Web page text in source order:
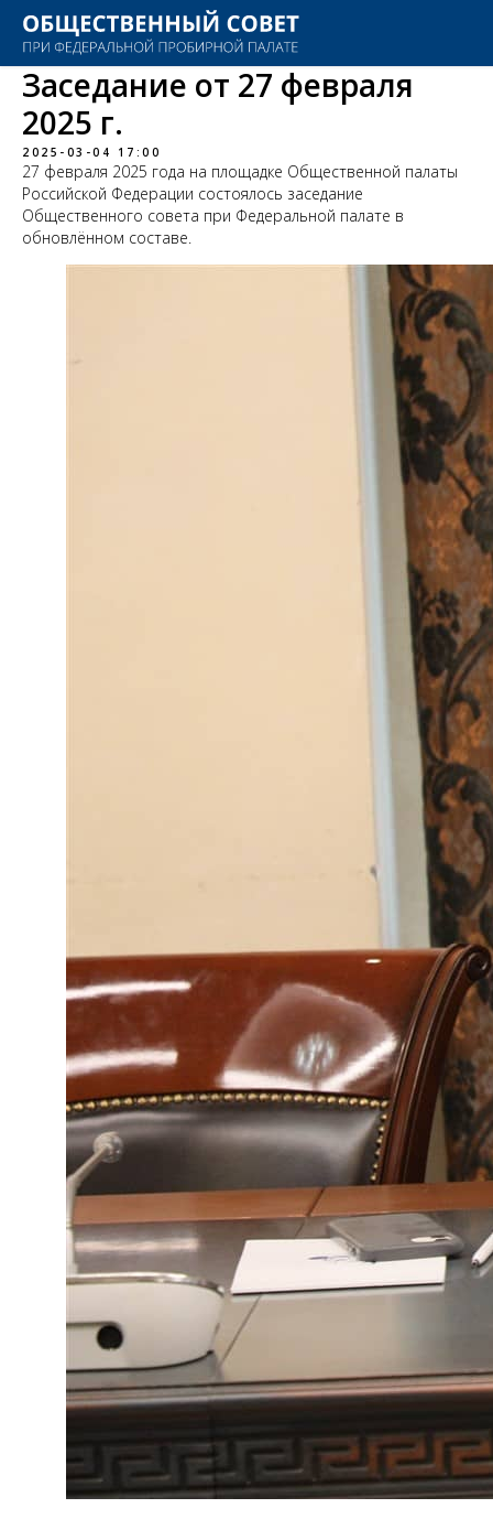
Заседание от 27 февраля
2025 г.
2025-03-04 17:00
27 февраля 2025 года на площадке Общественной палаты
Российской Федерации состоялось заседание
Общественного совета при Федеральной палате в
обновлённом составе.